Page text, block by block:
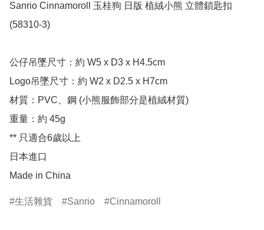
Sanrio Cinnamoroll 玉桂狗 日版 植絨小熊 立體鎖匙扣
(58310-3)
公仔吊墜尺寸：約 W5 x D3 x H4.5cm
Logo吊墜尺寸：約 W2 x D2.5 x H7cm
材質：PVC、鋼 (小熊服飾部分是植絨材質)
重量：約 45g
** 只適合6歲以上
日本進口
Made in China
生活雜貨 Sanrio Cinnamoroll